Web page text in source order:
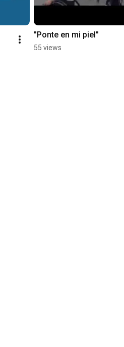
"Ponte en mi piel"
55 views